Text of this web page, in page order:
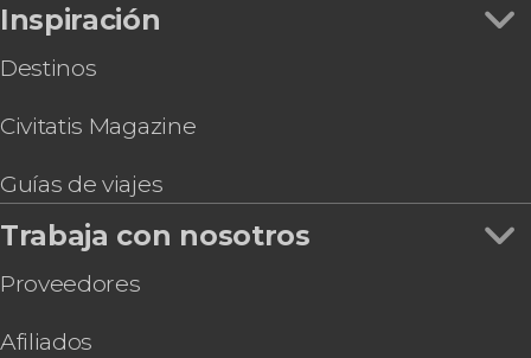
Inspiración
Destinos
Civitatis Magazine
Guías de viajes
Trabaja con nosotros
Proveedores
Afiliados